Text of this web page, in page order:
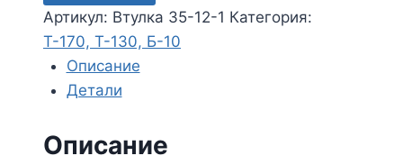
35-
12-
Артикул: Втулка 35-12-1 Категория:
Т-170, Т-130, Б-10
Описание
Детали
Описание